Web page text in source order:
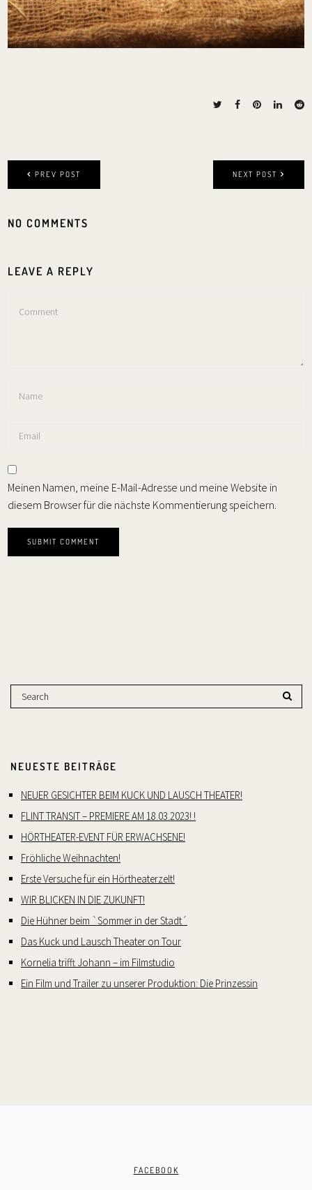
NEXT POST
PREV POST
NO COMMENTS
LEAVE A REPLY
Meinen Namen, meine E-Mail-Adresse und meine Website in
diesem Browser für die nächste Kommentierung speichern.
NEUESTE BEITRÄGE
NEUER GESICHTER BEIM KUCK UND LAUSCH THEATER!
FLINT TRANSIT – PREMIERE AM 18.03.2023! !
HÖRTHEATER-EVENT FÜR ERWACHSENE!
Fröhliche Weihnachten!
Erste Versuche für ein Hörtheaterzelt!
WIR BLICKEN IN DIE ZUKUNFT!
Die Hühner beim `Sommer in der Stadt´
Das Kuck und Lausch Theater on Tour
Kornelia trifft Johann – im Filmstudio
Ein Film und Trailer zu unserer Produktion: Die Prinzessin
FACEBOOK